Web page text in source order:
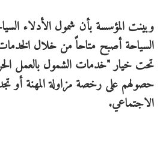
وبينت المؤسسة بأن شمول الأدلاء
السياحة أصبح متاحاً من خلال
تحت خيار "خدمات الشمول بالعمل
حصولهم على رخصة مزاولة المهنة أو
الاجتماعي.